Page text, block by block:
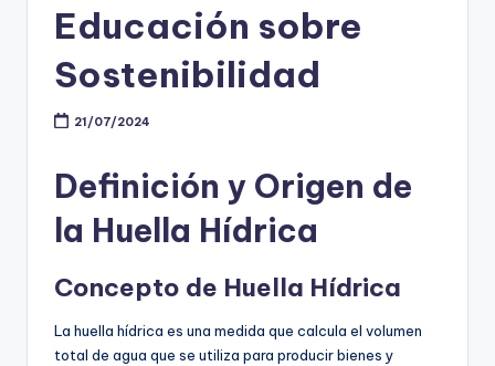
Educación sobre
Sostenibilidad
21/07/2024
Definición y Origen de
la Huella Hídrica
Concepto de Huella Hídrica
La huella hídrica es una medida que calcula el volumen
total de agua que se utiliza para producir bienes y